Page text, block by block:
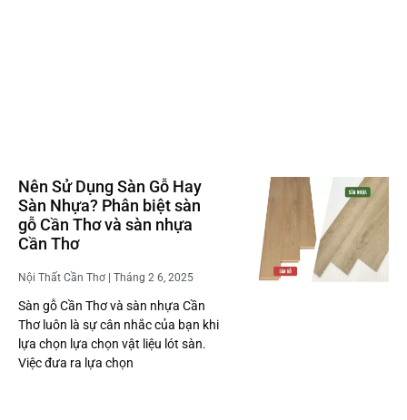
Nên Sử Dụng Sàn Gỗ Hay
Sàn Nhựa? Phân biệt sàn
gỗ Cần Thơ và sàn nhựa
Cần Thơ
Nội Thất Cần Thơ Tháng 2 6, 2025
Sàn gỗ Cần Thơ và sàn nhựa Cần
Thơ luôn là sự cân nhắc của bạn khi
lựa chọn lựa chọn vật liệu lót sàn.
Việc đưa ra lựa chọn